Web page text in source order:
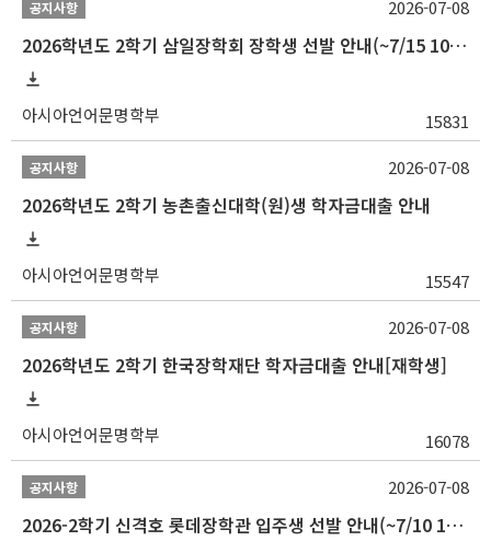
공지사항
2026학년도 2학기 삼일장학회 장학생 선발 안내(~7/15 10:00)
아시아언어문명학부 15831
2026-07-08
공지사항
2026학년도 2학기 농촌출신대학(원)생 학자금대출 안내
아시아언어문명학부 15547
2026-07-08
공지사항
2026학년도 2학기 한국장학재단 학자금대출 안내[재학생]
아시아언어문명학부 16078
2026-07-08
공지사항
2026-2학기 신격호 롯데장학관 입주생 선발 안내(~7/10 10:00)
2026-07-08